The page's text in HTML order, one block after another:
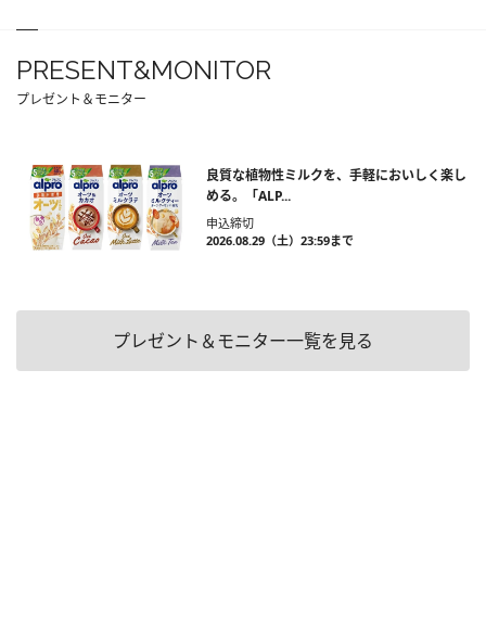
PRESENT&MONITOR
プレゼント＆モニター
良質な植物性ミルクを、手軽においしく楽し
める。「ALP...
申込締切
2026.08.29（土）23:59まで
プレゼント＆モニター一覧を見る